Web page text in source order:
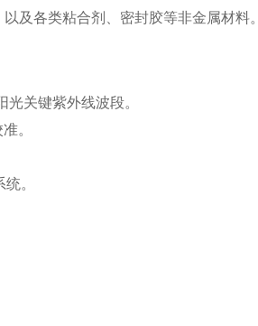
及各类粘合剂、密封胶等非金属材料。
关键紫外线波段。
。
。